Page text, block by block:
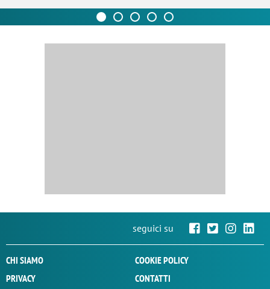
seguici su
CHI SIAMO
COOKIE POLICY
PRIVACY
CONTATTI